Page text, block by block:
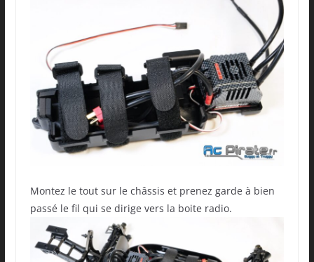
Montez le tout sur le châssis et prenez garde à bien
passé le fil qui se dirige vers la boite radio.